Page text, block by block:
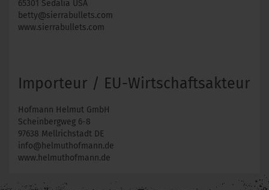
65301 Sedalia USA
betty@sierrabullets.com
www.sierrabullets.com
Importeur / EU-Wirtschaftsakteur
Hofmann Helmut GmbH
Scheinbergweg 6-8
97638 Mellrichstadt DE
info@helmuthofmann.de
www.helmuthofmann.de